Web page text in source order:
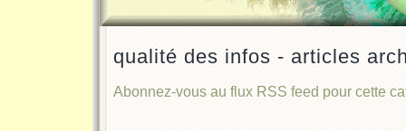
qualité des infos - articles
Abonnez-vous au flux RSS feed pour cette